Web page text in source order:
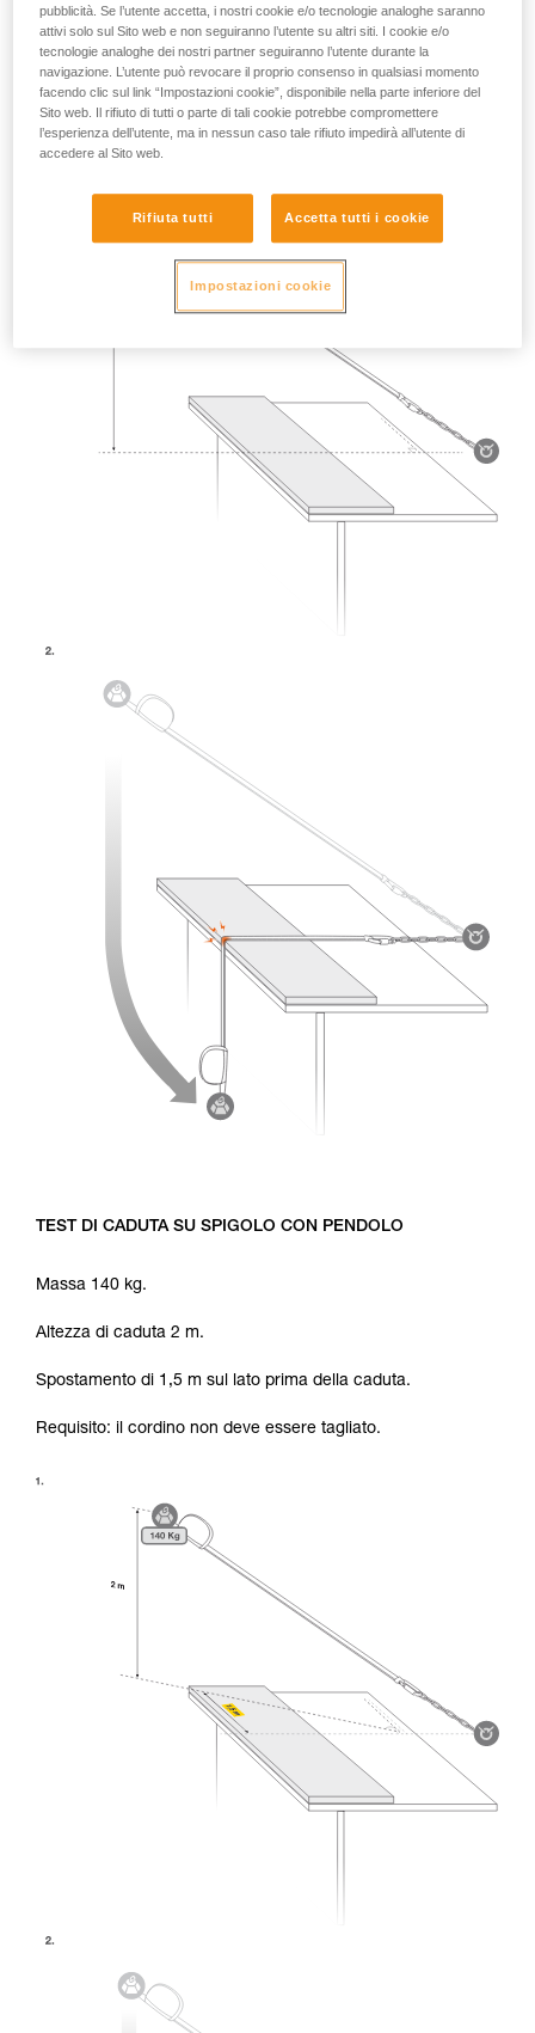
Altezza di caduta 2 m.
Sfregamento del cordino su uno spigolo metallico di raggio
0,5 mm.
Requisito: il cordino non deve essere tagliato.
TEST DI CADUTA SU SPIGOLO CON PENDOLO
Massa 140 kg.
Altezza di caduta 2 m.
Spostamento di 1,5 m sul lato prima della caduta.
Requisito: il cordino non deve essere tagliato.
pubblicità. Se l’utente accetta, i nostri cookie e/o tecnologie analoghe saranno
attivi solo sul Sito web e non seguiranno l’utente su altri siti. I cookie e/o
tecnologie analoghe dei nostri partner seguiranno l’utente durante la
navigazione. L’utente può revocare il proprio consenso in qualsiasi momento
facendo clic sul link “Impostazioni cookie”, disponibile nella parte inferiore del
Sito web. Il rifiuto di tutti o parte di tali cookie potrebbe compromettere
l’esperienza dell’utente, ma in nessun caso tale rifiuto impedirà all’utente di
accedere al Sito web.
Rifiuta tutti Accetta tutti i cookie
Impostazioni cookie